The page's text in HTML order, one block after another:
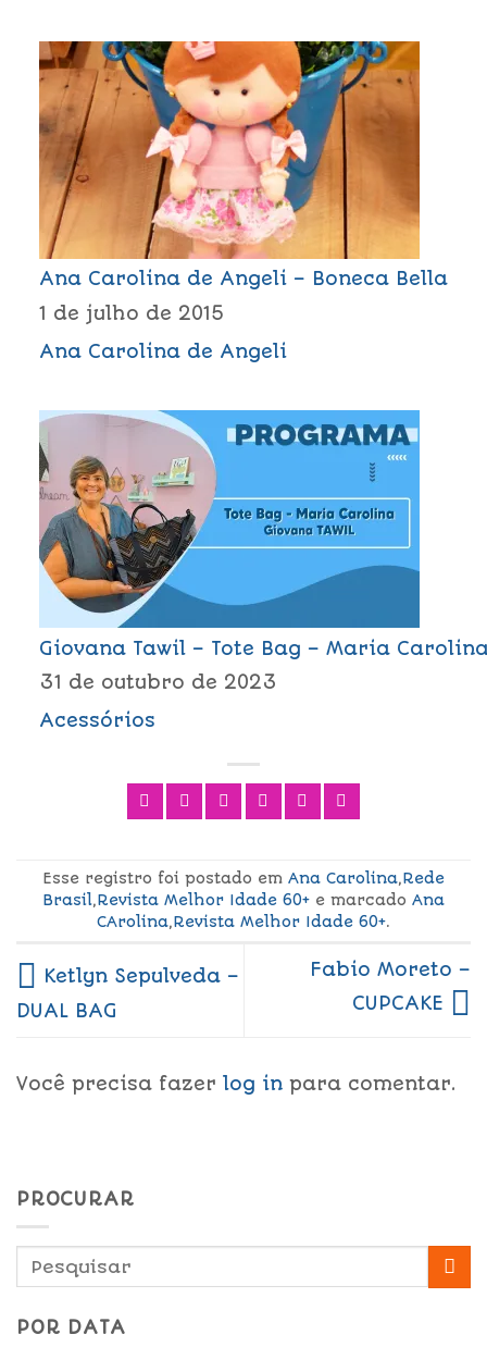
Ana Carolina de Angeli – Boneca Bella
1 de julho de 2015
Ana Carolina de Angeli
Giovana Tawil – Tote Bag – Maria
31 de outubro de 2023
Acessórios
Esse registro foi postado em Ana Carolina,Rede
Brasil,Revista Melhor Idade 60+ e marcado Ana
CArolina,Revista Melhor Idade 60+.
Ketlyn Sepulveda –
DUAL BAG
Fabio Moreto –
CUPCAKE
Você precisa fazer log in para comentar.
PROCURAR
POR DATA